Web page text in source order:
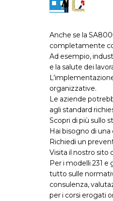
Anche se la
completamente
Ad esempio,
e la salute dei
organizzative.
Le aziende
agli standard
Scopri di più sullo
Hai bisogno di
Richiedi un
Visita il nostro sito
Per i modelli 231
tutto sulle
consulenza,
per i corsi erogati